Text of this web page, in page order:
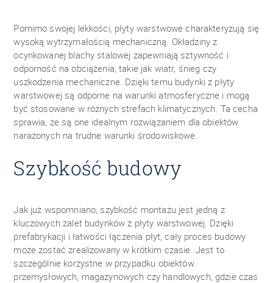
Pomimo swojej lekkości, płyty warstwowe charakteryzują się
wysoką wytrzymałością mechaniczną. Okładziny z
ocynkowanej blachy stalowej zapewniają sztywność i
odporność na obciążenia, takie jak wiatr, śnieg czy
uszkodzenia mechaniczne. Dzięki temu budynki z płyty
warstwowej są odporne na warunki atmosferyczne i mogą
być stosowane w różnych strefach klimatycznych. Ta cecha
sprawia, że są one idealnym rozwiązaniem dla obiektów
narażonych na trudne warunki środowiskowe.
Szybkość budowy
Jak już wspomniano, szybkość montażu jest jedną z
kluczowych zalet budynków z płyty warstwowej. Dzięki
prefabrykacji i łatwości łączenia płyt, cały proces budowy
może zostać zrealizowany w krótkim czasie. Jest to
szczególnie korzystne w przypadku obiektów
przemysłowych, magazynowych czy handlowych, gdzie czas